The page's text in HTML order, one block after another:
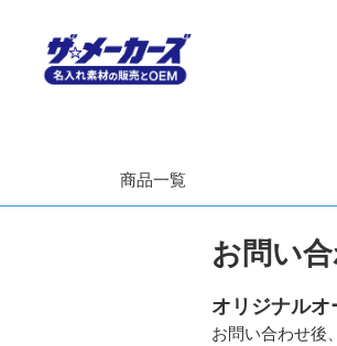
商品一覧
お問い
オリジナルオ
お問い合わせ後